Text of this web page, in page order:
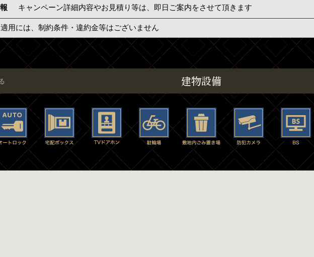
キャンペーン詳細内容やお見積り等は、即日ご案内をさせて頂きます
用には、制約条件・違約金等はございません
建物設備